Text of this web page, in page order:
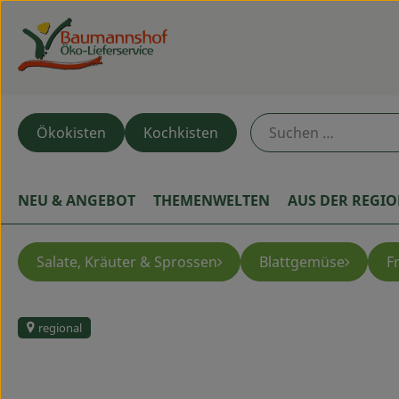
Ökokisten Kochkisten
NEU & ANGEBOT THEMENWELTEN AUS DER
Salate, Kräuter & Sprossen Blattgemüse
regional